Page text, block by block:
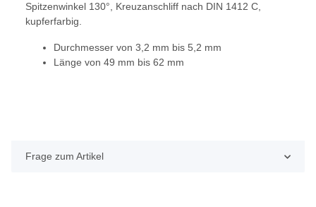
Spitzenwinkel 130°, Kreuzanschliff nach DIN 1412 C,
kupferfarbig.
Durchmesser von 3,2 mm bis 5,2 mm
Länge von 49 mm bis 62 mm
Frage zum Artikel